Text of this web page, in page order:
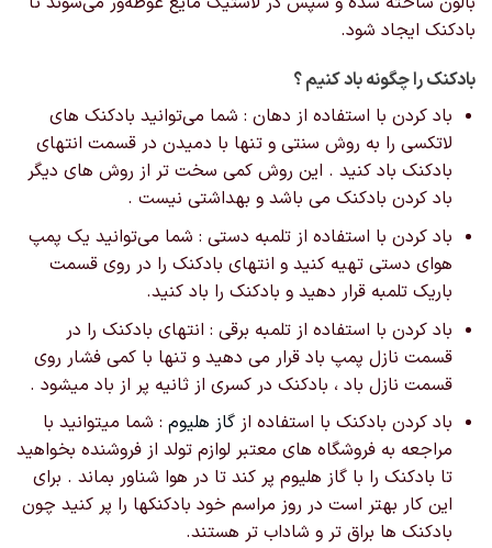
بادکنک ایجاد شود.
بادکنک را چگونه باد کنیم ؟
باد کردن با استفاده از دهان : شما می‌توانید بادکنک های
لاتکسی را به روش سنتی و تنها با دمیدن در قسمت انتهای
بادکنک باد کنید . این روش کمی سخت تر از روش های دیگر
باد کردن بادکنک می باشد و بهداشتی نیست .
باد کردن با استفاده از تلمبه دستی : شما می‌توانید یک پمپ
هوای دستی تهیه کنید و انتهای بادکنک را در روی قسمت
باریک تلمبه قرار دهید و بادکنک را باد کنید.
باد کردن با استفاده از تلمبه برقی : انتهای بادکنک را در
قسمت نازل پمپ باد قرار می دهید و تنها با کمی فشار روی
قسمت نازل باد ، بادکنک در کسری از ثانیه پر از باد میشود .
باد کردن بادکنک با استفاده از گاز هلیوم: شما میتوانید با
مراجعه به فروشگاه های معتبر لوازم تولد از فروشنده بخواهید
تا بادکنک را با گاز هلیوم پر کند تا در هوا شناور بماند . برای
این کار بهتر است در روز مراسم خود بادکنکها را پر کنید چون
بادکنک ها براق تر و شاداب تر هستند.